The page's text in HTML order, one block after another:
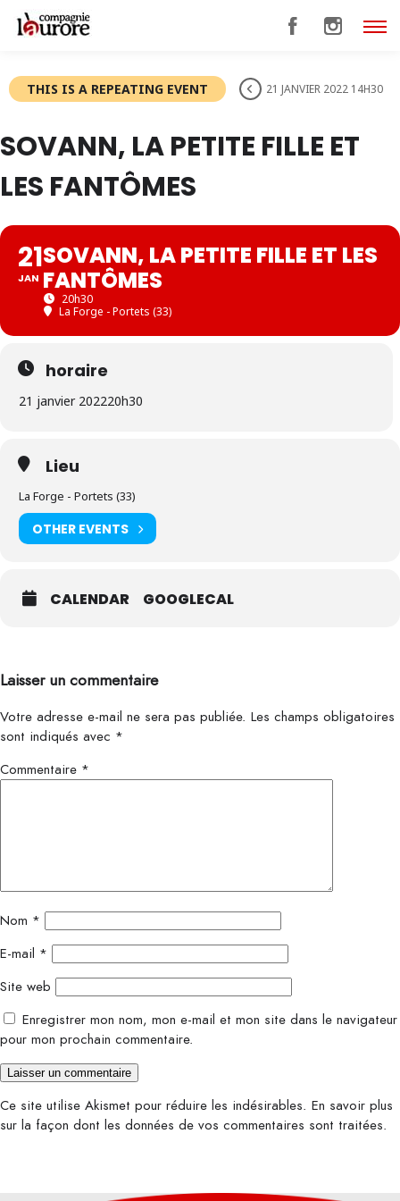
THIS IS A REPEATING EVENT 21 JANVIER 2022 14H30
SOVANN, LA PETITE FILLE ET
LES FANTÔMES
21
JAN
SOVANN, LA PETITE FILLE ET LES
FANTÔMES
20h30
La Forge - Portets (33)
horaire
21 janvier 202220h30
Lieu
La Forge - Portets (33)
OTHER EVENTS
CALENDAR GOOGLECAL
Laisser un commentaire
Votre adresse e-mail ne sera pas publiée. Les champs obligatoires
sont indiqués avec *
Commentaire *
Nom *
E-mail *
Site web
Enregistrer mon nom, mon e-mail et mon site dans le navigateur
pour mon prochain commentaire.
Ce site utilise Akismet pour réduire les indésirables. En savoir plus
sur la façon dont les données de vos commentaires sont traitées.